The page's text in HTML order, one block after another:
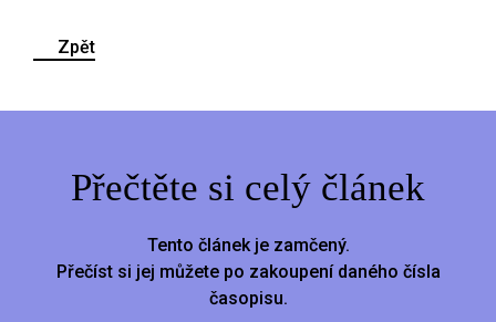
Zpět
Přečtěte si celý článek
Tento článek je zamčený.
Přečíst si jej můžete po zakoupení daného čísla
časopisu.